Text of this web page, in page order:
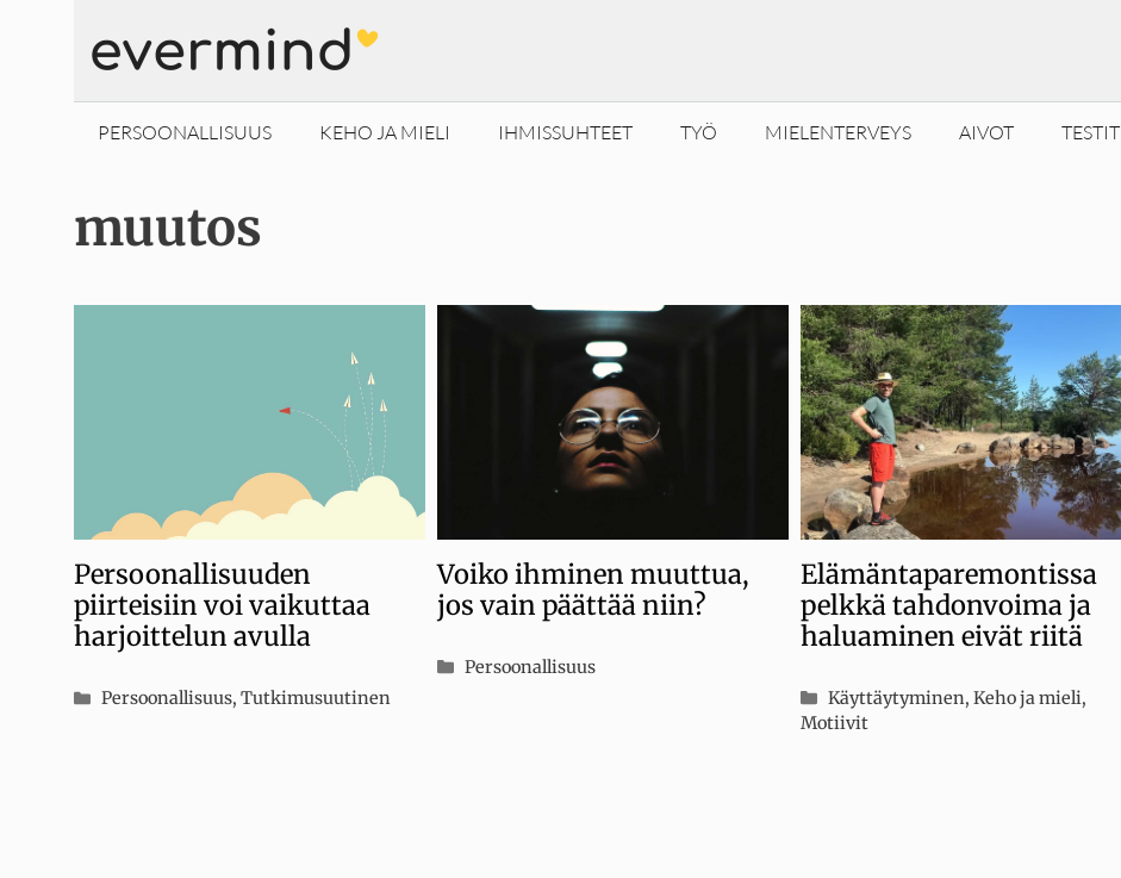
sisältöön
PERSOONALLISUUS KEHO JA MIELI IHMISSUHTEET TYÖ MIELENTERVEYS AIVOT TESTIT
muutos
Persoonallisuuden
piirteisiin voi vaikuttaa
harjoittelun avulla
Kategoriat
Persoonallisuus,Tutkimusuutinen
Voiko ihminen muuttua,
jos vain päättää niin?
Kategoriat
Persoonallisuus
Elämäntaparemontissa
pelkkä tahdonvoima ja
haluaminen eivät riitä
Kategoriat
Käyttäytyminen,Keho ja mieli,
Motiivit